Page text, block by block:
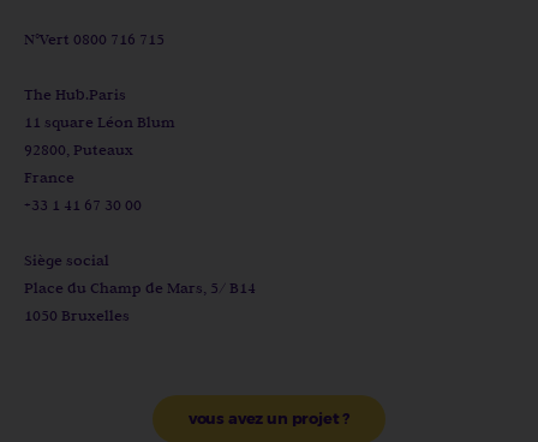
N°Vert 0800 716 715
The Hub.Paris
11 square Léon Blum
92800, Puteaux
France
+33 1 41 67 30 00
Siège social
Place du Champ de Mars, 5/ B14
1050 Bruxelles
vous avez un projet ?